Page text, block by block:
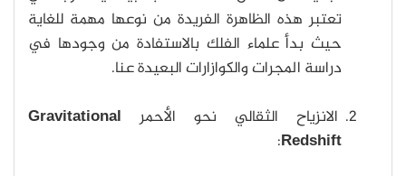
تعتبر هذه الظاهرة الفريدة من نوعها مهمة للغاية
حيث بدأ علماء الفلك بالاستفادة من وجودها في
دراسة المجرات والكوازارات البعيدة عنا.
الانزياح الثقالي نحو الأحمر Gravitational
Redshift
: